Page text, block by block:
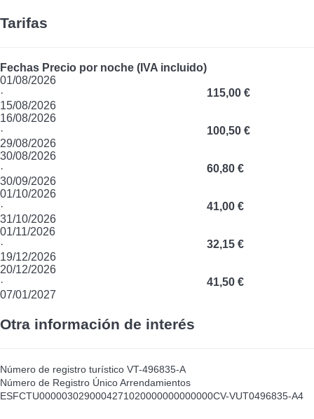
Tarifas
Fechas Precio por noche (IVA incluido)
01/08/2026
·
15/08/2026
115,00 €
16/08/2026
·
29/08/2026
100,50 €
30/08/2026
·
30/09/2026
60,80 €
01/10/2026
·
31/10/2026
41,00 €
01/11/2026
·
19/12/2026
32,15 €
20/12/2026
·
07/01/2027
41,50 €
Otra información de interés
Número de registro turístico VT-496835-A
Número de Registro Único Arrendamientos
ESFCTU0000030290004271020000000000000CV-VUT0496835-A4